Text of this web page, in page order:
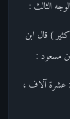
الثالث :
) قال ابن
مسعود :
: عشرة آلاف ،